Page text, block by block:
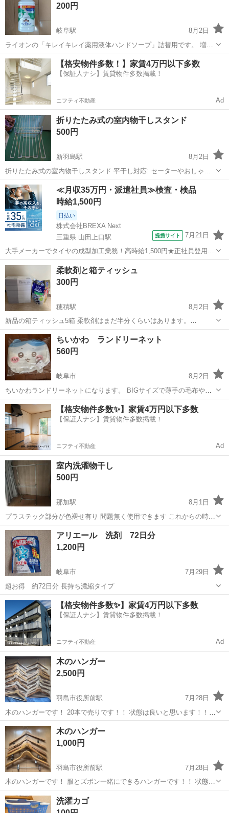
パイプおよ...
200円
岐阜駅
8月2日
ライオンの「キレイキレイ薬用液体ハンドソープ」詰替用です。 増量
された特大の800mlタイプです。 わが家は「泡」タイプを使っていま
すが、代理で購入してもらったことから交換もできず、どなたか液体
を使用されてる方がありました...
岐阜 岐阜市 岐阜駅 洗濯用品
【格安物件多数！】家賃4万円以下多数
【保証人ナシ】賃貸物件多数掲載！
ニフティ不動産 Ad
折りたたみ式の室内物干しスタンド
500円
新羽島駅
8月2日
折りたたみ式の室内物干しスタンド 平干し対応: セーターやおしゃれ
着を型崩れさせずに干せる「平干し」機能が備わっています。 省スペ
ース収納: 使わない時は薄く折りたたんで、スリムに収納可能です。
高い汎用性: タオルや...
岐阜 羽島市 新羽島駅 洗濯用品
≪月収35万円・派遣社員≫検査・検品
時給1,500円
日払い
株式会社BREXA Next
三重県 山田上口駅
提携サイト 7月21日
大手メーカーでタイヤの成型加工業務！高時給1,500円★正社員登用制
度あり！ワンルーム寮完備！マイカー通勤OK！無料駐車場あり！《三
ス・RV車用を中心とした...
三重 伊勢市 山田上口駅
柔軟剤と箱ティッシュ
300円
穂積駅
8月2日
新品の箱ティッシュ5箱 柔軟剤はまだ半分くらいはあります。
SPORTSなので汗かきさんには良いかもです。 自宅近くでのお渡しに
なります。
岐阜 岐阜市 穂積駅 洗濯用品
ちいかわ ランドリーネット
560円
岐阜市
8月2日
ちいかわランドリーネットになります。 BIGサイズで薄手の毛布やタ
オルケットあたりなら入りそうです。
岐阜 岐阜市 洗濯用品
【格安物件多数✨】家賃4万円以下多数
【保証人ナシ】賃貸物件多数掲載！
ニフティ不動産 Ad
室内洗濯物干し
500円
那加駅
8月1日
プラステック部分が色褪せ有り 問題無く使用できます これからの時期
お洗濯物干しに
岐阜 岐阜市 那加駅 洗濯用品 物干し
アリエール 洗剤 72日分
1,200円
岐阜市
7月29日
超お得 約72日分 長持ち濃縮タイプ
岐阜 岐阜市 洗濯用品
【格安物件多数✨】家賃4万円以下多数
【保証人ナシ】賃貸物件多数掲載！
ニフティ不動産 Ad
木のハンガー
2,500円
羽島市役所前駅
7月28日
木のハンガーです！ 20本で売りです！！ 状態は良いと思います！！
小分け売も可能なので小売の場合でもお問い合わせください。
岐阜 羽島市 羽島市役所前駅
木のハンガー
1,000円
羽島市役所前駅
7月28日
木のハンガーです！ 服とズボン一緒にできるハンガーです！！ 状態
は、壊れもなく綺麗です！
岐阜 羽島市 羽島市役所前駅
洗濯カゴ